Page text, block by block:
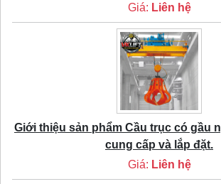
Giá: Liên hệ
Giới thiệu sản phẩm Cầu trục có gầu
cung cấp và lắp đặt.
Giá: Liên hệ